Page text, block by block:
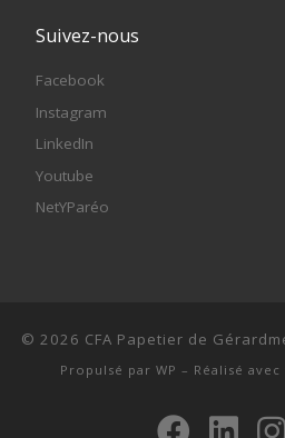
Suivez-nous
Facebook
Instagram
LinkedIn
Youtube
NetYParéo
© 2026 CFA Papetier de
Propulsé par WP – Réalisé avec